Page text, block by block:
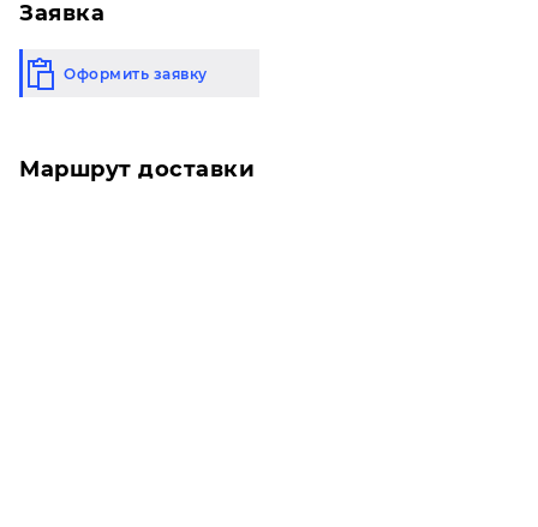
Заявка
Оформить заявку
Маршрут доставки